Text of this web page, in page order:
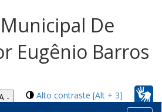
De
Eugênio Barros
Alto contraste [Alt + 3]
-